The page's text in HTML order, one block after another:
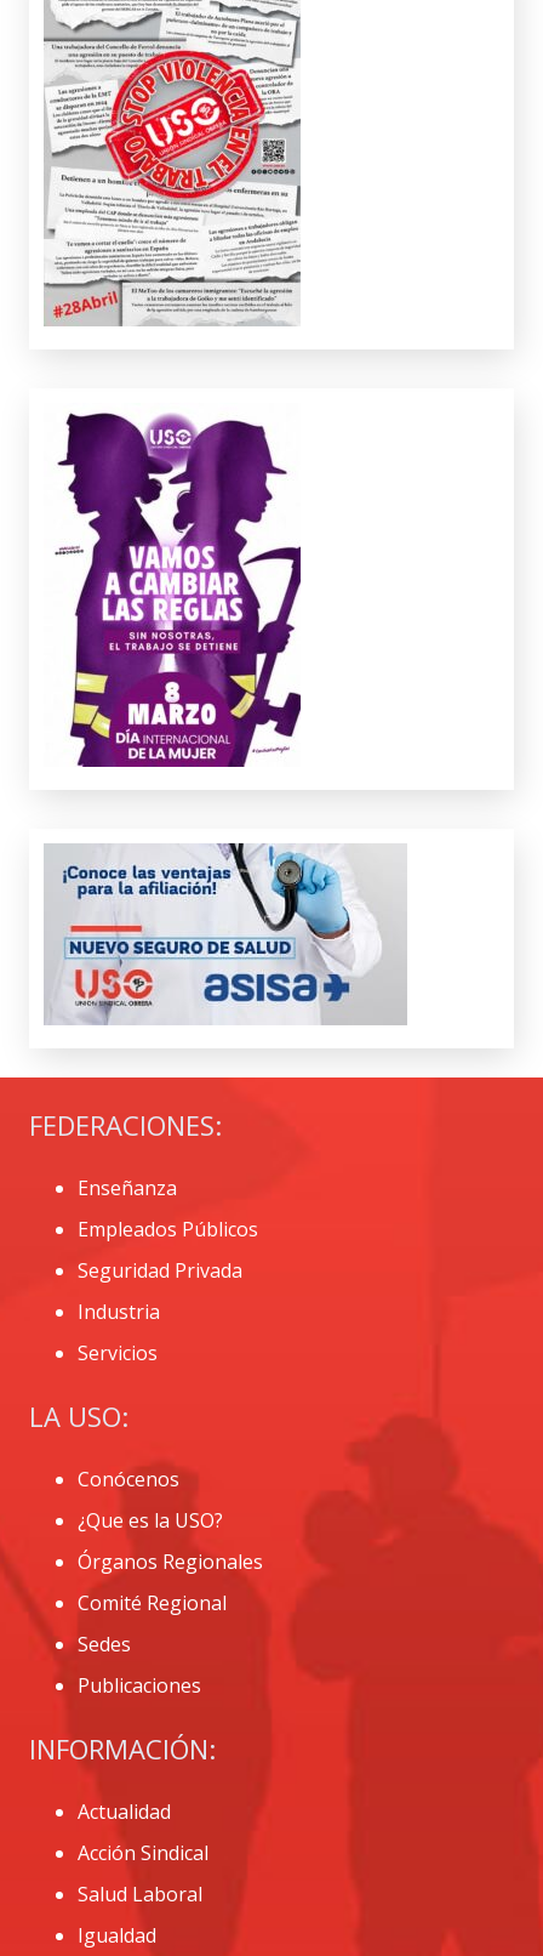
FEDERACIONES:
Enseñanza
Empleados Públicos
Seguridad Privada
Industria
Servicios
LA USO:
Conócenos
¿Que es la USO?
Órganos Regionales
Comité Regional
Sedes
Publicaciones
INFORMACIÓN:
Actualidad
Acción Sindical
Salud Laboral
Igualdad